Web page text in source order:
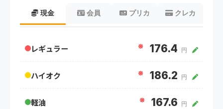
現金 会員 プリカ クレカ
レギュラー ※ 176.4 円
ハイオク ※ 186.2 円
軽油 ※ 167.6 円